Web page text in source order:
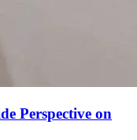
Perspective on